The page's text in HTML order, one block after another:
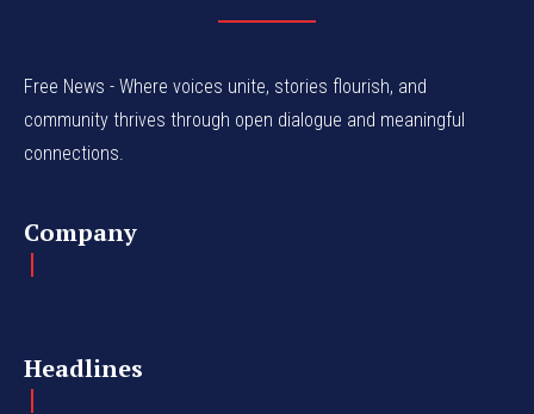
Free News - Where voices unite, stories flourish, and
community thrives through open dialogue and meaningful
connections.
Company
Headlines